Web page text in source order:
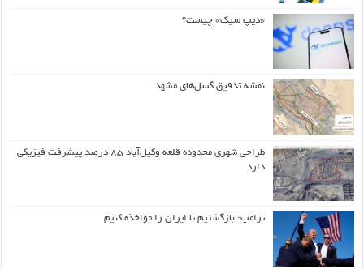
«دیپ سیک» چیست؟
نقشه تدقیق گسل‌های مشهد
طراحی شهری محدوده قلعه وکیل‌آباد ۸۵ درصد پیشرفت فیزیکی
دارد
ترامپ: بازگشتیم تا ایران را مواخذه کنیم